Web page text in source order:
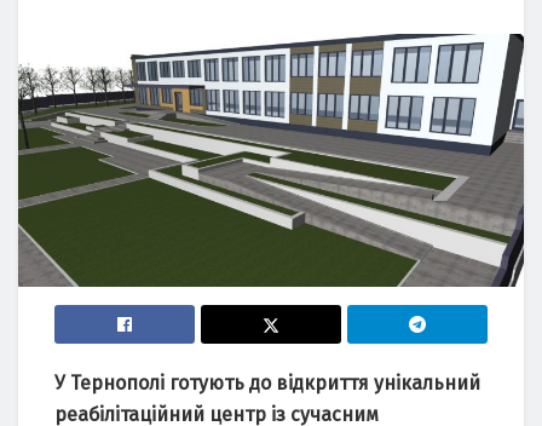
У Тернополі готують до відкриття унікальний
реабілітаційний центр із сучасним